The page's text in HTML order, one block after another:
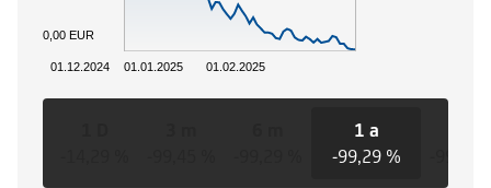
01.01.2025 01.02.2025
01.12.2024
0,00 EUR
1 a
-99,29 %